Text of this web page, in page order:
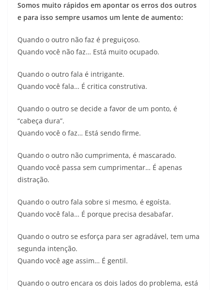
Somos muito rápidos em apontar os erros dos outros
e para isso sempre usamos um lente de aumento:
Quando o outro não faz é preguiçoso.
Quando você não faz… Está muito ocupado.
Quando o outro fala é intrigante.
Quando você fala… É critica construtiva.
Quando o outro se decide a favor de um ponto, é
“cabeça dura”.
Quando você o faz… Está sendo firme.
Quando o outro não cumprimenta, é mascarado.
Quando você passa sem cumprimentar… É apenas
distração.
Quando o outro fala sobre si mesmo, é egoísta.
Quando você fala… É porque precisa desabafar.
Quando o outro se esforça para ser agradável, tem uma
segunda intenção.
Quando você age assim… É gentil.
Quando o outro encara os dois lados do problema, está